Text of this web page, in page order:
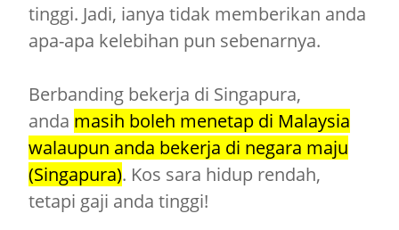
tinggi. Jadi, ianya tidak memberikan anda
apa-apa kelebihan pun sebenarnya.
Berbanding bekerja di Singapura,
anda masih boleh menetap di Malaysia
walaupun anda bekerja di negara maju
(Singapura). Kos sara hidup rendah,
tetapi gaji anda tinggi!